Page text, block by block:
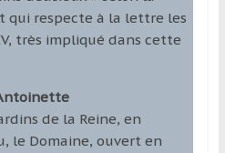
qui respecte à la lettre les
très impliqué dans cette
de la Reine, en
le Domaine, ouvert en